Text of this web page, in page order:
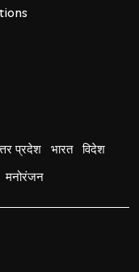
प्रदेश भारत विदेश
मनोरंजन